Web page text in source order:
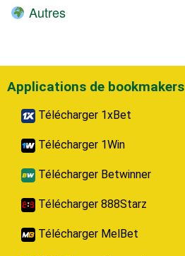
Autres
Applications de bookmakers
Télécharger 1xBet
Télécharger 1Win
Télécharger Betwinner
Télécharger 888Starz
Télécharger MelBet